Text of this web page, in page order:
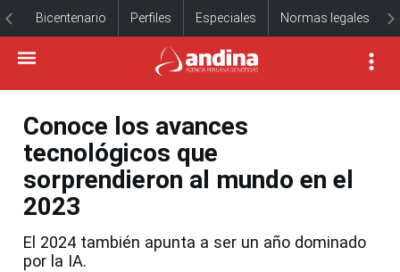
Bicentenario Perfiles Especiales Normas legales
Conoce los avances
tecnológicos que
sorprendieron al mundo en el
2023
El 2024 también apunta a ser un año dominado
por la IA.